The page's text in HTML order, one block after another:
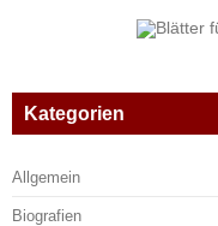
Kategorien
Allgemein
Biografien